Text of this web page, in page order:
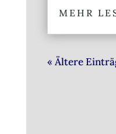
MEHR
« Ältere